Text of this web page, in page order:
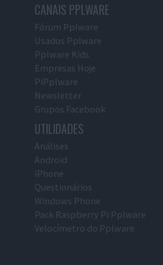
CANAIS PPLWARE
Fórum Pplware
Usados Pplware
Pplware Kids
Empresas Hoje
PiPplware
Newsletter
Grupos Facebook
UTILIDADES
Análises
Android
iPhone
Questionários
Windows Phone
Pack Raspberry Pi Pplware
Velocímetro do Pplware